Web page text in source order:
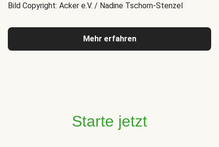
Bild Copyright: Acker e.V. / Nadine Tschorn-Stenzel
Mehr erfahren
Starte jetzt